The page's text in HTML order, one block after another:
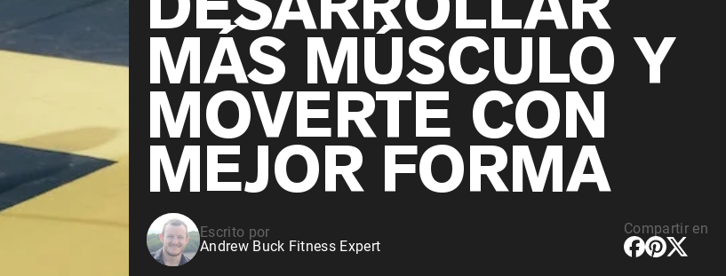
MÁS MÚSCULO Y
MOVERTE CON
MEJOR FORMA
Escrito por
Andrew Buck Fitness Expert
Compartir en